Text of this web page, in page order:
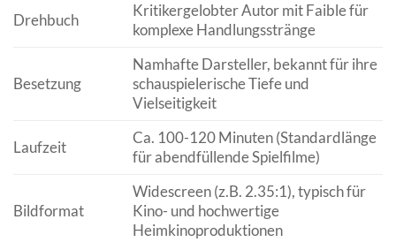
Drehbuch
Kritikergelobter Autor mit Faible für
komplexe Handlungsstränge
Besetzung
Namhafte Darsteller, bekannt für ihre
schauspielerische Tiefe und
Vielseitigkeit
Laufzeit
Ca. 100-120 Minuten (Standardlänge
für abendfüllende Spielfilme)
Bildformat
Widescreen (z.B. 2.35:1), typisch für
Kino- und hochwertige
Heimkinoproduktionen